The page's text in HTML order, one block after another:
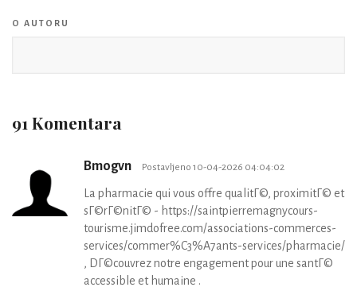
O AUTORU
91 Komentara
Bmogvn Postavljeno 10-04-2026 04:04:02
La pharmacie qui vous offre qualitГ©, proximitГ© et
sГ©rГ©nitГ© - https://saintpierremagnycours-
tourisme.jimdofree.com/associations-commerces-
services/commer%C3%A7ants-services/pharmacie/
, DГ©couvrez notre engagement pour une santГ©
accessible et humaine .